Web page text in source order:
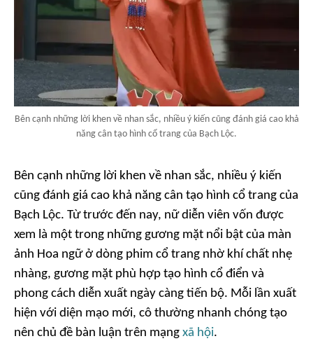
Bên cạnh những lời khen về nhan sắc, nhiều ý kiến cũng đánh giá cao khả
năng cân tạo hình cổ trang của Bạch Lộc.
Bên cạnh những lời khen về nhan sắc, nhiều ý kiến
cũng đánh giá cao khả năng cân tạo hình cổ trang của
Bạch Lộc. Từ trước đến nay, nữ diễn viên vốn được
xem là một trong những gương mặt nổi bật của màn
ảnh Hoa ngữ ở dòng phim cổ trang nhờ khí chất nhẹ
nhàng, gương mặt phù hợp tạo hình cổ điển và
phong cách diễn xuất ngày càng tiến bộ. Mỗi lần xuất
hiện với diện mạo mới, cô thường nhanh chóng tạo
nên chủ đề bàn luận trên mạng xã hội.